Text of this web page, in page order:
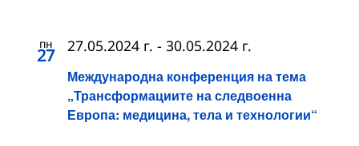
пн
27
Международна конференция на тема
„Трансформациите на следвоенна
Европа: медицина, тела и технологии“
27.05.2024 г. - 30.05.2024 г.